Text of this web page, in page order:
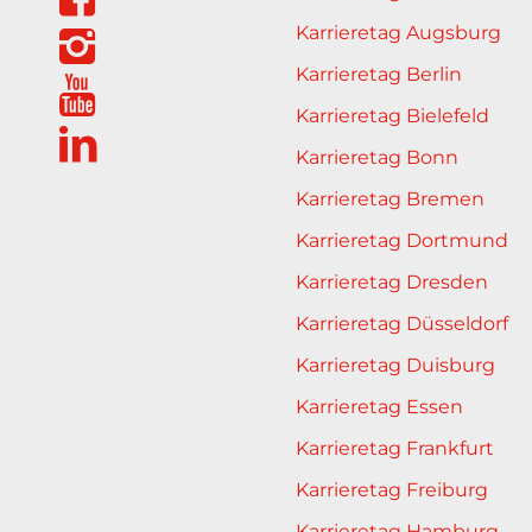
Karrieretag Augsburg
Karrieretag Berlin
Karrieretag Bielefeld
Karrieretag Bonn
Karrieretag Bremen
Karrieretag Dortmund
Karrieretag Dresden
Karrieretag Düsseldorf
Karrieretag Duisburg
Karrieretag Essen
Karrieretag Frankfurt
Karrieretag Freiburg